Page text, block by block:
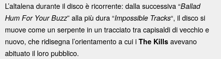
L’altalena durante il disco è ricorrente: dalla successiva “Ballad
Hum For Your Buzz” alla più dura “Impossible Tracks“, il disco si
muove come un serpente in un tracciato tra capisaldi di vecchio e
nuovo, che ridisegna l’orientamento a cui i The Kills avevano
abituato il loro pubblico.